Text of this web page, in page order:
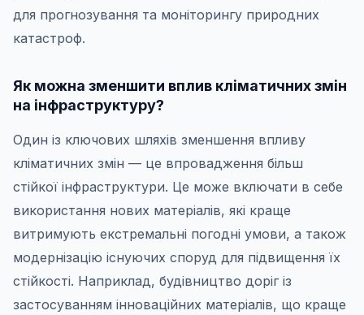
для прогнозування та моніторингу природних
катастроф.
Як можна зменшити вплив кліматичних змін
на інфраструктуру?
Один із ключових шляхів зменшення впливу
кліматичних змін — це впровадження більш
стійкої інфраструктури. Це може включати в себе
використання нових матеріалів, які краще
витримують екстремальні погодні умови, а також
модернізацію існуючих споруд для підвищення їх
стійкості. Наприклад, будівництво доріг із
застосуванням інноваційних матеріалів, що краще